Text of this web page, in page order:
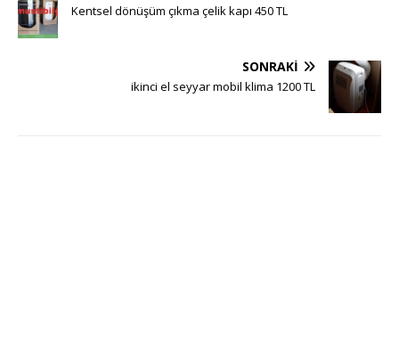
Kentsel dönüşüm çıkma çelik kapı 450 TL
SONRAKI
ikinci el seyyar mobil klima 1200 TL